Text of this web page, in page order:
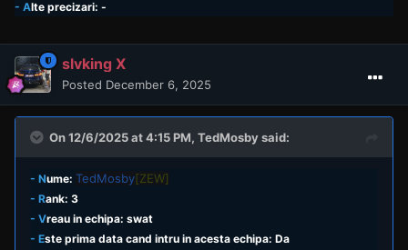
- Alte precizari: -
slvking X
Posted December 6, 2025
On 12/6/2025 at 4:15 PM,TedMosbysaid:
- Nume:TedMosby[ZEW]
- Rank: 3
- Vreau in echipa: swat
- Este prima data cand intru in acesta echipa: Da